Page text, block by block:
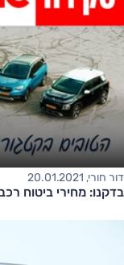
דור חורי, 20.01.2021
בדקנו: מחירי ביטוח